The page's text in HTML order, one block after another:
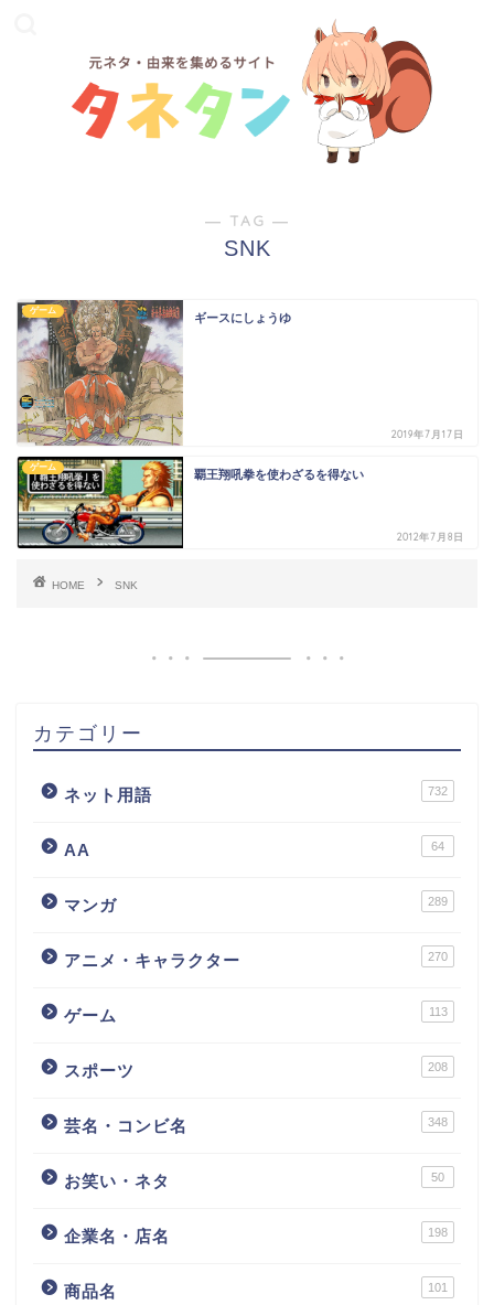
― TAG ―
SNK
ゲーム
ギースにしょうゆ
2019年7月17日
ゲーム
覇王翔吼拳を使わざるを得ない
2012年7月8日
HOME SNK
カテゴリー
ネット用語 732
AA 64
マンガ 289
アニメ・キャラクター 270
ゲーム 113
スポーツ 208
芸名・コンビ名 348
お笑い・ネタ 50
企業名・店名 198
商品名 101